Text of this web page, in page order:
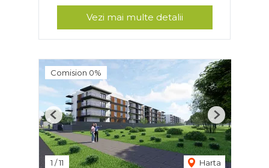
Vezi mai multe detalii
Comision 0%
1 /11 Harta
Previous Next